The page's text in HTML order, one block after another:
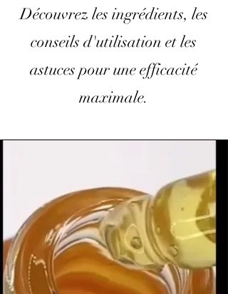
Découvrez les ingrédients, les
conseils d'utilisation et les
astuces pour une efficacité
maximale.